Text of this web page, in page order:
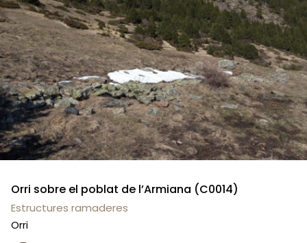
Orri sobre el poblat de l’Armiana (C0014)
Estructures ramaderes
Orri